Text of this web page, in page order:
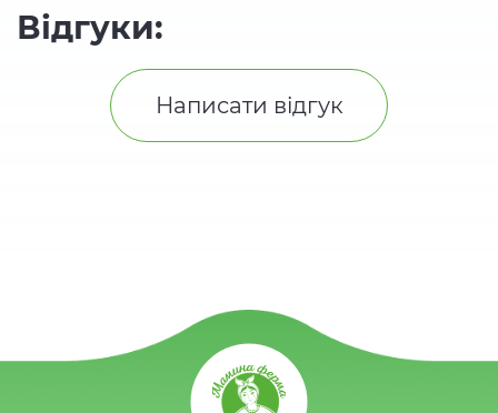
Відгуки:
Написати відгук